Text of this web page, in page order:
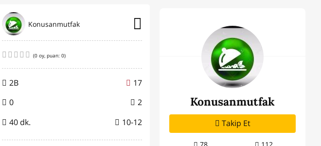
Konusanmutfak
(0 oy, puan: 0)
2B
17
0
2
40 dk.
10-12
Konusanmutfak
Takip Et